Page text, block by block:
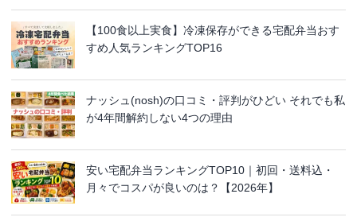
【100食以上実食】冷凍保存ができる宅配弁当おす
すめ人気ランキングTOP16
ナッシュ(nosh)の口コミ・評判がひどい それでも私
が4年間解約しない4つの理由
安い宅配弁当ランキングTOP10｜初回・送料込・
月々でコスパが良いのは？【2026年】